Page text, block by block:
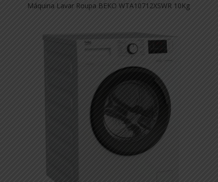
Máquina Lavar Roupa BEKO WTA10712XSWR 10Kg